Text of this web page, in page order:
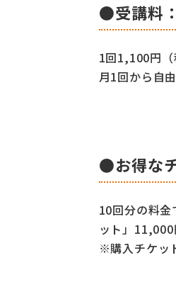
●受講料：
1回1,100円（
月1回から自
●お得な
10回分の料
ット」11,000
※購入チケッ